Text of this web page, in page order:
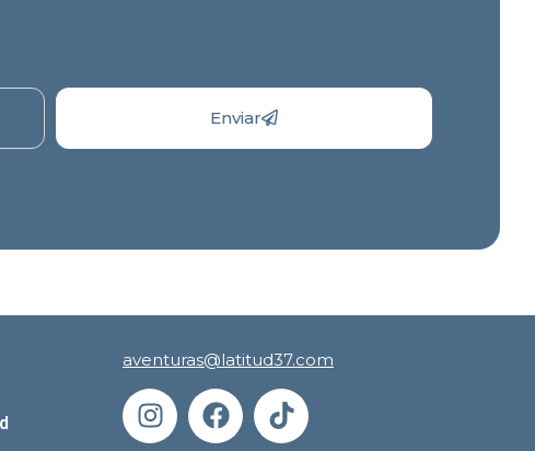
Enviar
aventuras@latitud37.com